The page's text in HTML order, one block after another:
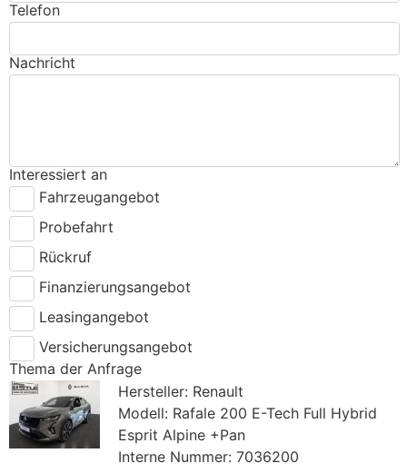
Telefon
Nachricht
Interessiert an
Fahrzeugangebot
Probefahrt
Rückruf
Finanzierungsangebot
Leasingangebot
Versicherungsangebot
Thema der Anfrage
Hersteller: Renault
Modell: Rafale 200 E-Tech Full Hybrid
Esprit Alpine +Pan
Interne Nummer: 7036200